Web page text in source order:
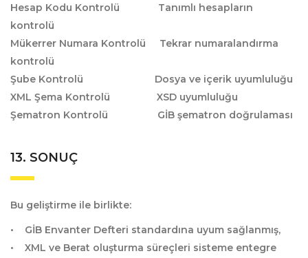
Hesap Kodu Kontrolü Tanımlı hesapların
kontrolü
Mükerrer Numara Kontrolü Tekrar numaralandırma
kontrolü
Şube Kontrolü Dosya ve içerik uyumluluğu
XML Şema Kontrolü XSD uyumluluğu
Şematron Kontrolü GİB şematron doğrulaması
13. SONUÇ
Bu geliştirme ile birlikte:
• GİB Envanter Defteri standardına uyum sağlanmış,
• XML ve Berat oluşturma süreçleri sisteme entegre